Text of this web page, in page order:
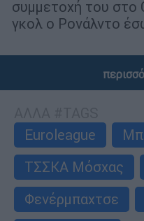
συμμετοχή του στο
γκολ ο Ρονάλντο
Euroleague
ΤΣΣΚΑ Μόσχας
Φενέρμπαχτσε